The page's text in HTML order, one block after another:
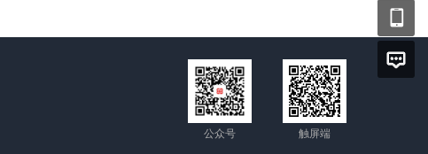
公众号 触屏端